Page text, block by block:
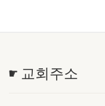
☛ 교회주소